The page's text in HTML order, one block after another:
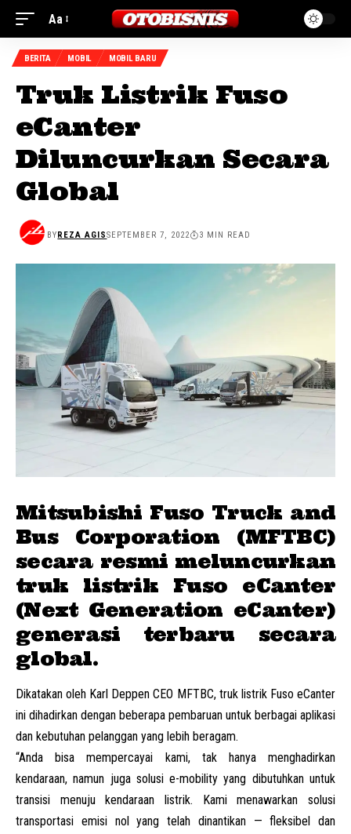
Aa
BERITA MOBIL MOBIL BARU
Truk Listrik Fuso
eCanter
Diluncurkan Secara
Global
BYREZA AGISSEPTEMBER 7, 2022 3 MIN READ
Mitsubishi Fuso Truck and
Bus Corporation (MFTBC)
secara resmi meluncurkan
truk listrik Fuso eCanter
(Next Generation eCanter)
generasi terbaru secara
global.
Dikatakan oleh Karl Deppen CEO MFTBC, truk listrik Fuso eCanter
ini dihadirkan dengan beberapa pembaruan untuk berbagai aplikasi
dan kebutuhan pelanggan yang lebih beragam.
“Anda bisa mempercayai kami, tak hanya menghadirkan
kendaraan, namun juga solusi e-mobility yang dibutuhkan untuk
transisi menuju kendaraan listrik. Kami menawarkan solusi
transportasi emisi nol yang telah dinantikan — fleksibel dan